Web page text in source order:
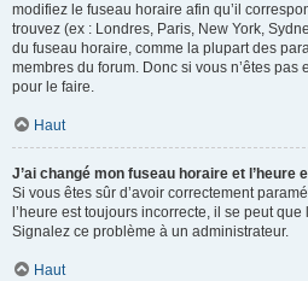
modifiez le fuseau horaire afin qu’il
trouvez (ex : Londres, Paris, New York,
du fuseau horaire, comme la plupart des
membres du forum. Donc si vous n’êtes pas
pour le faire.
Haut
J’ai changé mon fuseau horaire et l’heure
Si vous êtes sûr d’avoir correctement
l’heure est toujours incorrecte, il se peut
Signalez ce problème à un administrateur.
Haut